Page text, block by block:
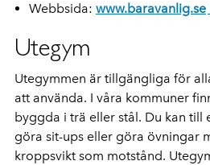
Webbsida: www.baravanlig.se
Utegym
Utegymmen är tillgängliga för
att använda. I våra kommuner
byggda i trä eller stål. Du kan till
göra sit-ups eller göra övningar
kroppsvikt som motstånd.